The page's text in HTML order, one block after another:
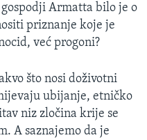
Armatta bilo je o
priznanje koje je
već progoni?
što nosi doživotni
ubijanje, etničko
niz zločina krije se
A saznajemo da je